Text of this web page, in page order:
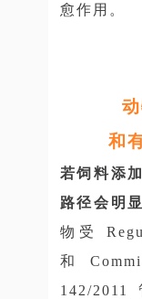
愈作用。
和
若饲料添
路径会明
物受
和
142/